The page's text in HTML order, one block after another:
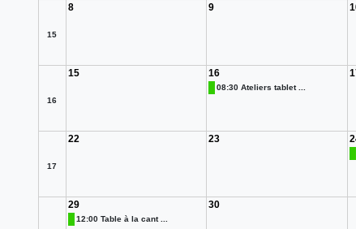
15
8 9
16
15 16
08:30 Ateliers tablet ...
17
22 23
29
12:00 Table à la cant ...
30